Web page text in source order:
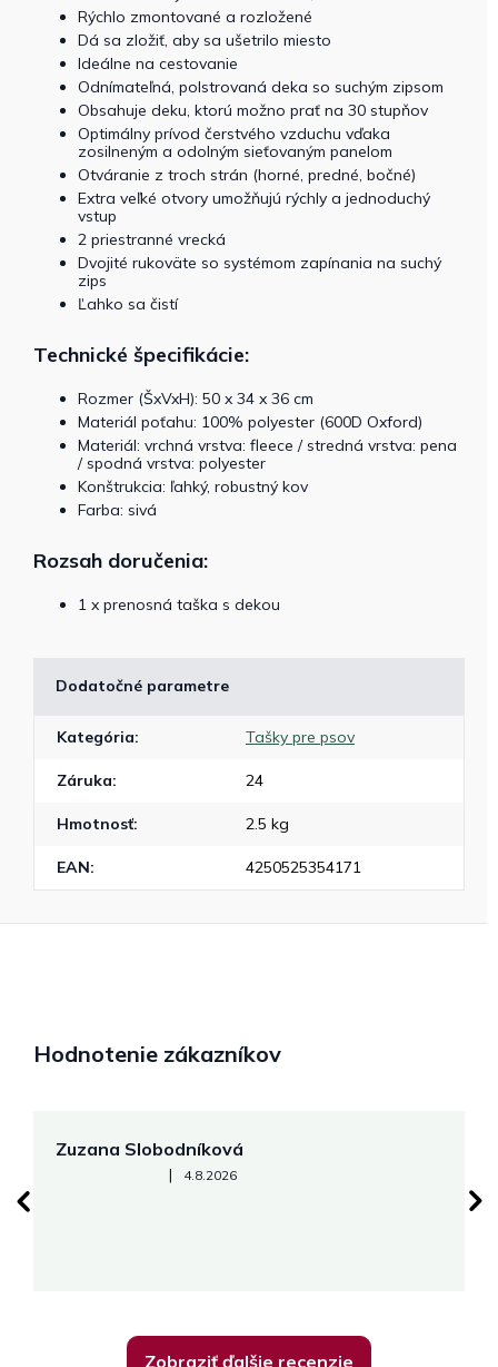
Rýchlo zmontované a rozložené
Dá sa zložiť, aby sa ušetrilo miesto
Ideálne na cestovanie
Odnímateľná, polstrovaná deka so suchým zipsom
Obsahuje deku, ktorú možno prať na 30 stupňov
Optimálny prívod čerstvého vzduchu vďaka
zosilneným a odolným sieťovaným panelom
Otváranie z troch strán (horné, predné, bočné)
Extra veľké otvory umožňujú rýchly a jednoduchý
vstup
2 priestranné vrecká
Dvojité rukoväte so systémom zapínania na suchý
zips
Ľahko sa čistí
Technické špecifikácie:
Rozmer (ŠxVxH): 50 x 34 x 36 cm
Materiál poťahu: 100% polyester (600D Oxford)
Materiál: vrchná vrstva: fleece / stredná vrstva: pena
/ spodná vrstva: polyester
Konštrukcia: ľahký, robustný kov
Farba: sivá
Rozsah doručenia:
1 x prenosná taška s dekou
Dodatočné parametre
Kategória: Tašky pre psov
Záruka: 24
Hmotnosť: 2.5 kg
EAN: 4250525354171
Hodnotenie zákazníkov
Zuzana Slobodníková
Hodnotenie obchodu je 5 z 5 hviezdičiek.
| 4.8.2026
Zobraziť ďalšie recenzie